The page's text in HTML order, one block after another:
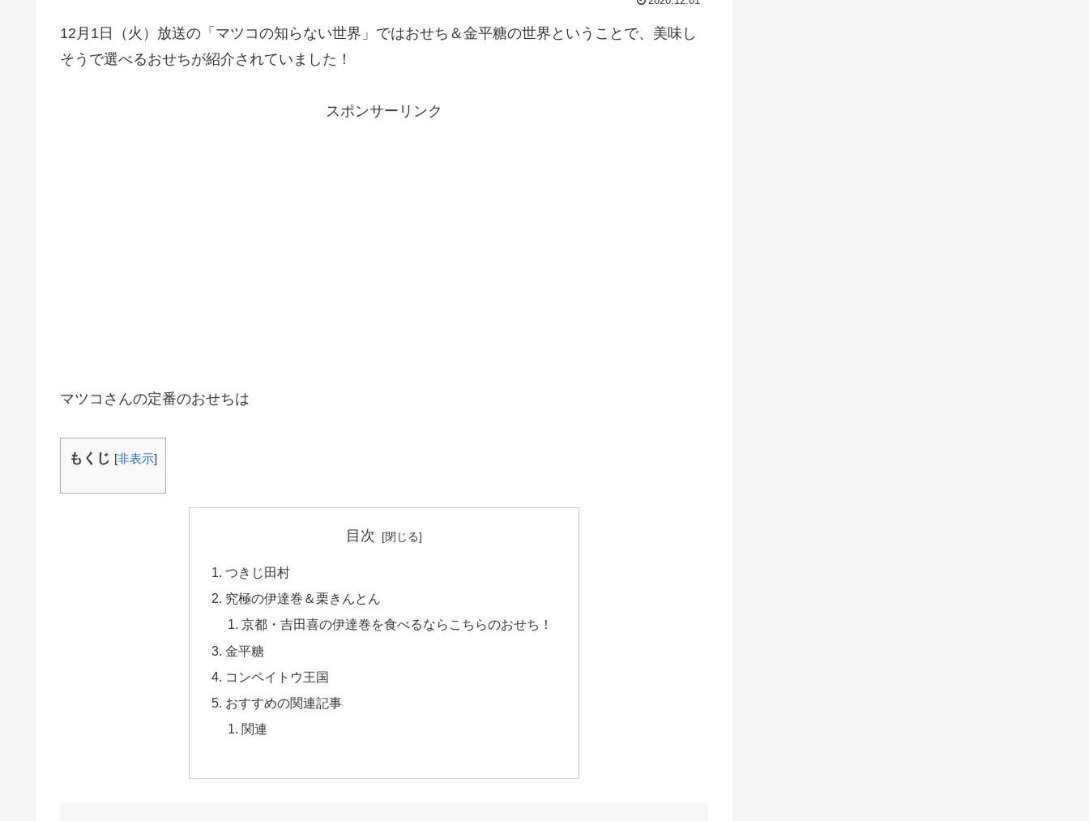
12月1日（火）放送の「マツコの知らない世界」ではおせち＆金平糖の世界ということで、美味し
そうで選べるおせちが紹介されていました！
スポンサーリンク
マツコさんの定番のおせちは
もくじ [非表示]
目次
つきじ田村
究極の伊達巻＆栗きんとん
京都・吉田喜の伊達巻を食べるならこちらのおせち！
金平糖
コンペイトウ王国
おすすめの関連記事
関連